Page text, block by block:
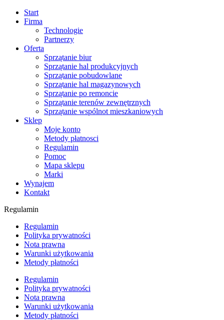
Start
Firma
Technologie
Partnerzy
Oferta
Sprzątanie biur
Sprzątanie hal produkcyjnych
Sprzątanie pobudowlane
Sprzątanie hal magazynowych
Sprzątanie po remoncie
Sprzątanie terenów zewnętrznych
Sprzątanie wspólnot mieszkaniowych
Sklep
Moje konto
Metody płatnosci
Regulamin
Pomoc
Mapa sklepu
Marki
Wynajem
Kontakt
Regulamin
Regulamin
Polityka prywatności
Nota prawna
Warunki użytkowania
Metody płatności
Regulamin
Polityka prywatności
Nota prawna
Warunki użytkowania
Metody płatności